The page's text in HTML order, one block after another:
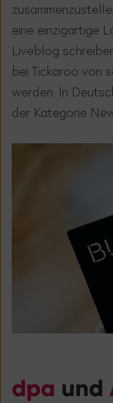
eine einzigartige
Liveblog
bei Tickaroo von
werden. In
der Kategorie
dpa und